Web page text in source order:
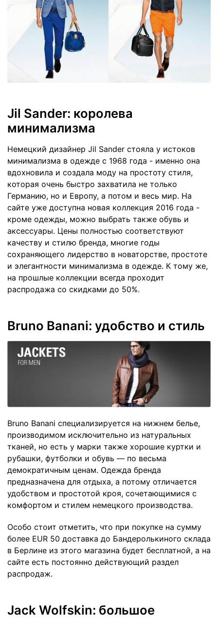
Jil Sander: королева
минимализма
Немецкий дизайнер Jil Sander стояла у истоков
минимализма в одежде с 1968 года - именно она
вдохновила и создала моду на простоту стиля,
которая очень быстро захватила не только
Германию, но и Европу, а потом и весь мир. На
сайте уже доступна новая коллекция 2016 года -
кроме одежды, можно выбрать также обувь и
аксессуары. Цены полностью соответствуют
качеству и стилю бренда, многие годы
сохраняющего лидерство в новаторстве, простоте
и элегантности минимализма в одежде. К тому же,
на прошлые коллекции всегда проходит
распродажа со скидками до 50%.
Bruno Banani: удобство и стиль
Bruno Banani специализируется на нижнем белье,
производимом исключительно из натуральных
тканей, но есть у марки также хорошие куртки и
рубашки, футболки и обувь — по весьма
демократичным ценам. Одежда бренда
предназначена для отдыха, а потому отличается
удобством и простотой кроя, сочетающимися с
комфортом и стилем немецкого производства.
Особо стоит отметить, что при покупке на сумму
более EUR 50 доставка до Бандеролькиного склада
в Берлине из этого магазина будет бесплатной, а на
сайте есть постоянно действующий раздел
распродаж.
Jack Wolfskin: большое